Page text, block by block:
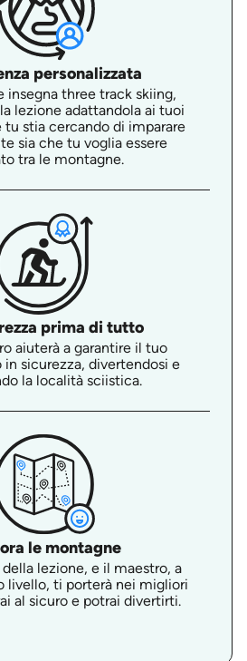
personalizzata
insegna three track skiing,
lezione adattandola ai tuoi
tu stia cercando di imparare
sia che tu voglia essere
tra le montagne.
prima di tutto
aiuterà a garantire il tuo
sicurezza, divertendosi e
la località sciistica.
le montagne
lezione, e il maestro, a
livello, ti porterà nei migliori
al sicuro e potrai divertirti.